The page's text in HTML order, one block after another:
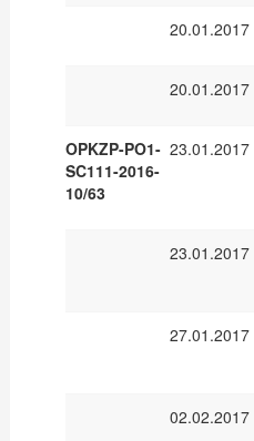
20.01.2017
20.01.2017
OPKZP-PO1-
SC111-2016-
10/63
23.01.2017
23.01.2017
27.01.2017
02.02.2017